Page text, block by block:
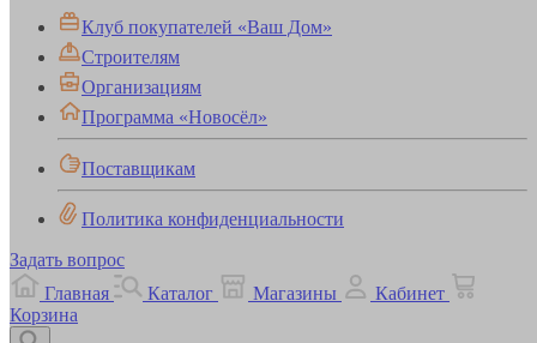
Клуб покупателей «Ваш Дом»
Строителям
Организациям
Программа «Новосёл»
Поставщикам
Политика конфиденциальности
Задать вопрос
Главная
Каталог Магазины
Кабинет
Корзина